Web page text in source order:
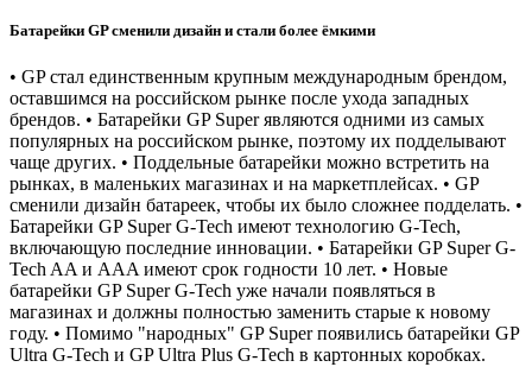
Батарейки GP сменили дизайн и стали более ёмкими
• GP стал единственным крупным международным брендом,
оставшимся на российском рынке после ухода западных
брендов. • Батарейки GP Super являются одними из самых
популярных на российском рынке, поэтому их подделывают
чаще других. • Поддельные батарейки можно встретить на
рынках, в маленьких магазинах и на маркетплейсах. • GP
сменили дизайн батареек, чтобы их было сложнее подделать. •
Батарейки GP Super G-Tech имеют технологию G-Tech,
включающую последние инновации. • Батарейки GP Super G-
Tech AA и AAA имеют срок годности 10 лет. • Новые
батарейки GP Super G-Tech уже начали появляться в
магазинах и должны полностью заменить старые к новому
году. • Помимо "народных" GP Super появились батарейки GP
Ultra G-Tech и GP Ultra Plus G-Tech в картонных коробках.